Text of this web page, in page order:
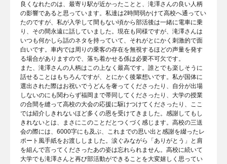
良くなれたのは、最寄り駅が近かったことと、滝澤さんの良い人柄
の影響であると思っています。私達は2時間弱かけて高校へ通ってい
たのですが、私が入学して間もない頃から部活後は一緒に電車に乗
り、その間永遠に話していました。現在も同様ですが、滝澤さんは
いつも何かしら話のネタを持っていて、それがとにかく刺激的で面
白いです。車内では周りの乗客の存在を無視するほどの声量を発す
る場合がありますので、落ち着かせる係は必要不可欠です。
また、滝澤さんの人柄はこの上なく最高です。誰とでも楽しそうに
話せることはもちろんですが、とにかく後輩想いです。私が国体に
選出された際はお祝いでうどんを奢ってくださったり、自分が出場
しないのにも関わらず福岡まで帯同してくださったり、大学の授業
の合間を縫って高校の大会の応援に駆けつけてくださったり、ここ
では紹介しきれないほど多くの恩を受けてきました。感謝してもし
きれないとは、まさにこのことだとつくづく感じます。高校の三送
会の際には、6000字にも及ぶ、これまでの思い出と感謝を綴ったレ
ポート風手紙をお渡ししました。涙ぐみながら「ありがとう」と肩
を組んで言ってくださったあの姿は忘れられません。高校に続いて
大学でも滝澤さんと再び部活動ができることを大変嬉しく思ってい